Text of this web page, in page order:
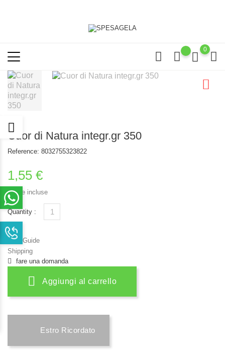
0
Cuor di Natura integr.gr 350
Reference: 8032755323822
1,55 €
Tasse incluse
Quantity :
Size Guide
Shipping
fare una domanda
Aggiungi al carrello
Estro Ricordato